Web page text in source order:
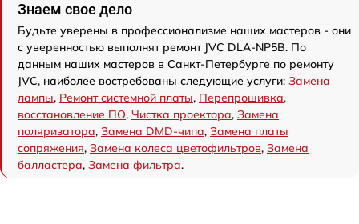
Знаем свое дело
Будьте уверены в профессионализме наших мастеров - они
с уверенностью выполнят ремонт JVC DLA-NP5B. По
данным наших мастеров в Санкт-Петербурге по ремонту
JVC, наиболее востребованы следующие услуги: Замена
лампы, Ремонт системной платы, Перепрошивка,
восстановление ПО, Чистка проектора, Замена
поляризатора, Замена DMD-чипа, Замена платы
сопряжения, Замена колеса цветофильтров, Замена
балластера, Замена фильтра.